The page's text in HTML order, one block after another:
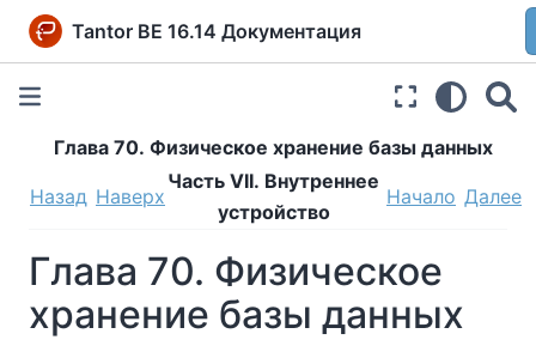
Tantor BE 16.14 Документация
Глава 70. Физическое хранение базы данных
Назад Наверх
Часть VII. Внутреннее
устройство
Начало Далее
Глава 70. Физическое
хранение базы данных